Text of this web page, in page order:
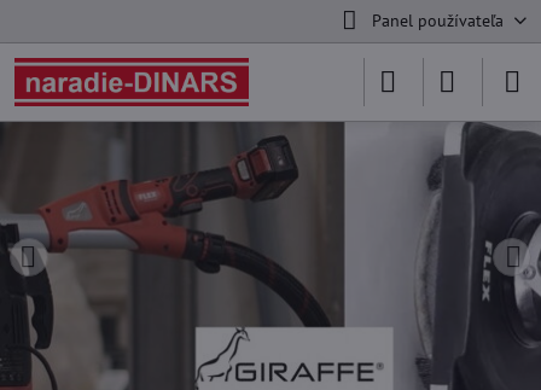
Panel používateľa